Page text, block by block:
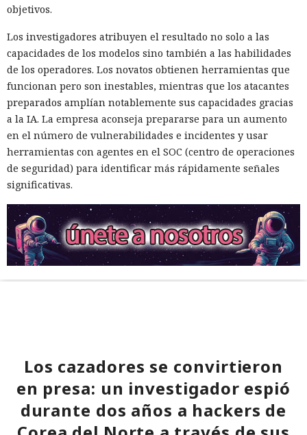
objetivos.
Los investigadores atribuyen el resultado no solo a las
capacidades de los modelos sino también a las habilidades
de los operadores. Los novatos obtienen herramientas que
funcionan pero son inestables, mientras que los atacantes
preparados amplían notablemente sus capacidades gracias
a la IA. La empresa aconseja prepararse para un aumento
en el número de vulnerabilidades e incidentes y usar
herramientas con agentes en el SOC (centro de operaciones
de seguridad) para identificar más rápidamente señales
significativas.
Los cazadores se convirtieron
en presa: un investigador espió
durante dos años a hackers de